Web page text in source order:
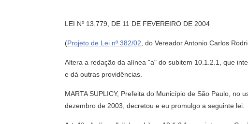
LEI Nº 13.779, DE 11 DE FEVEREIRO DE 2004
(Projeto de Lei nº 382/02 , do Vereador Antonio Carlos
Altera a redação da alínea "a" do subitem 10.1.2.1, que
e dá outras providências.
MARTA SUPLICY, Prefeita do Município de São Paulo,
dezembro de 2003, decretou e eu promulgo a seguinte lei: